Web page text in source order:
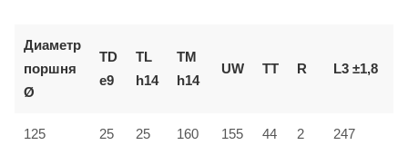
Диаметр
поршня
Ø
TD
e9
TL
h14
TM
h14
UW TT R L3 ±1,8
125 25 25 160 155 44 2 247